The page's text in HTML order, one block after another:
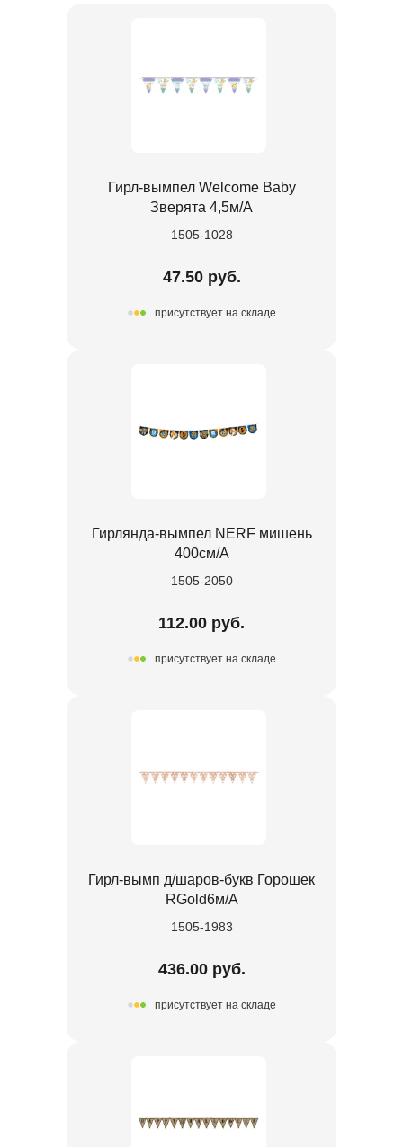
Гирл-вымпел Welcome Baby
Зверята 4,5м/A
1505-1028
47.50 руб.
присутствует на складе
Гирлянда-вымпел NERF мишень
400см/А
1505-2050
112.00 руб.
присутствует на складе
Гирл-вымп д/шаров-букв Горошек
RGold6м/А
1505-1983
436.00 руб.
присутствует на складе